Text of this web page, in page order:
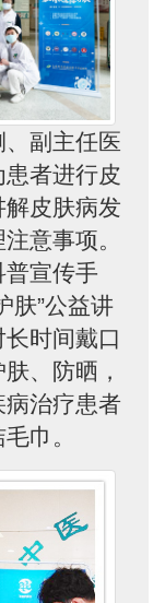
副主任医
者进行皮
解皮肤病发
意事项。
普宣传手
肤”公益讲
时间戴口
、防晒，
病治疗患者
巾。